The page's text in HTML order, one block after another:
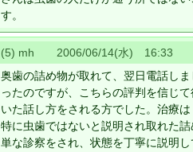
す。
(5) mh 2006/06/14(水) 16:33
奥歯の詰め物が取れて、翌日電話し
ったのですが、こちらの評判を信じ
いた話し方をされる方でした。治療は
特に虫歯ではないと説明され取れた
単な診察をされ、状態を丁寧に説明